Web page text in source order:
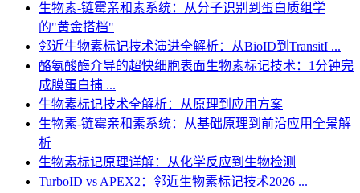
生物素-链霉亲和素系统：从分子识别到蛋白质组学
的"黄金搭档"
邻近生物素标记技术演进全解析：从BioID到TransitI ...
酪氨酸酶介导的超快细胞表面生物素标记技术：1分钟完
成膜蛋白捕 ...
生物素标记技术全解析：从原理到应用方案
生物素-链霉亲和素系统：从基础原理到前沿应用全景解
析
生物素标记原理详解：从化学反应到生物检测
TurboID vs APEX2：邻近生物素标记技术2026 ...